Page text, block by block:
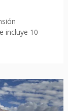
incluye 10